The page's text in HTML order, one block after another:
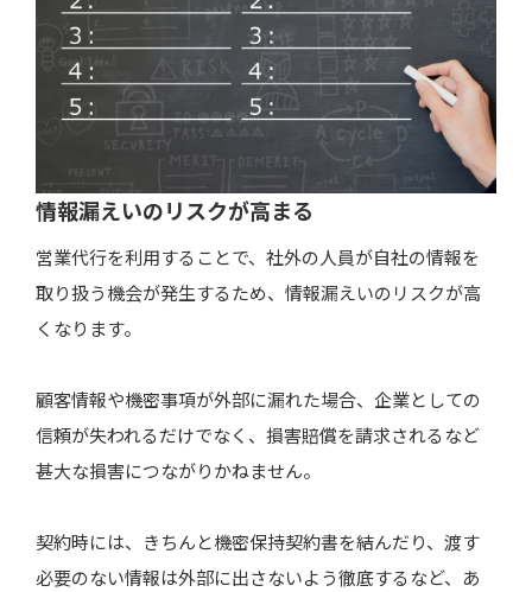
情報漏えいのリスクが高まる
営業代行を利用することで、社外の人員が自社の情報を
取り扱う機会が発生するため、情報漏えいのリスクが高
くなります。
顧客情報や機密事項が外部に漏れた場合、企業としての
信頼が失われるだけでなく、損害賠償を請求されるなど
甚大な損害につながりかねません。
契約時には、きちんと機密保持契約書を結んだり、渡す
必要のない情報は外部に出さないよう徹底するなど、あ